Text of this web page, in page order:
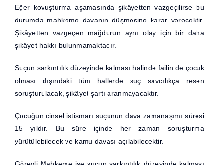
Eğer kovuşturma aşamasında şikâyetten vazgeçilirse bu
durumda mahkeme davanın düşmesine karar verecektir.
Şikâyetten vazgeçen mağdurun aynı olay için bir daha
şikâyet hakkı bulunmamaktadır.
Suçun sarkıntılık düzeyinde kalması halinde failin de çocuk
olması dışındaki tüm hallerde suç savcılıkça resen
soruşturulacak, şikâyet şartı aranmayacaktır.
Çocuğun cinsel istismarı suçunun dava zamanaşımı süresi
15 yıldır. Bu süre içinde her zaman soruşturma
yürütülebilecek ve kamu davası açılabilecektir.